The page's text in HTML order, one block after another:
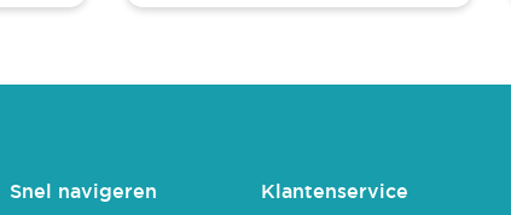
Snel navigeren Klantenservice